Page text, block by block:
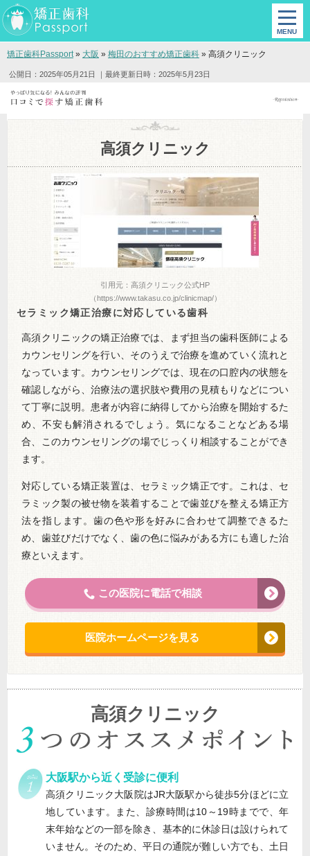
矯正歯科Passport» 大阪 » 梅田のおすすめ矯正歯科 » 高須クリニック
公開日：2025年05月21日 ｜最終更新日時：2025年5月23日
高須クリニック
引用元：高須クリニック公式HP
（https://www.takasu.co.jp/clinicmap/）
セラミック矯正治療に対応している歯科
高須クリニックの矯正治療では、まず担当の歯科医師による
カウンセリングを行い、そのうえで治療を進めていく流れと
なっています。カウンセリングでは、現在の口腔内の状態を
確認しながら、治療法の選択肢や費用の見積もりなどについ
て丁寧に説明。患者が内容に納得してから治療を開始するた
め、不安も解消されるでしょう。気になることなどある場
合、このカウンセリングの場でじっくり相談することができ
ます。
対応している矯正装置は、セラミック矯正です。これは、セ
ラミック製の被せ物を装着することで歯並びを整える矯正方
法を指します。歯の色や形を好みに合わせて調整できるた
め、歯並びだけでなく、歯の色に悩みがある方にも適した治
療といえます。
この医院に電話で相談
医院ホームページを見る
高須クリニック
大阪駅から近く受診に便利
高須クリニック大阪院はJR大阪駅から徒歩5分ほどに立
地しています。また、診療時間は10～19時までで、年
末年始などの一部を除き、基本的に休診日は設けられて
いません。そのため、平日の通院が難しい方でも、土日